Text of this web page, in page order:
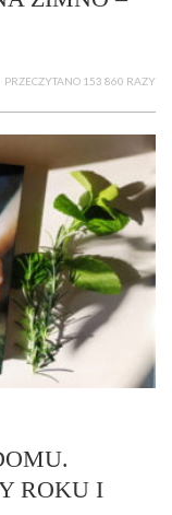
PRZECZYTANO 153 860 RAZY
ROKU I